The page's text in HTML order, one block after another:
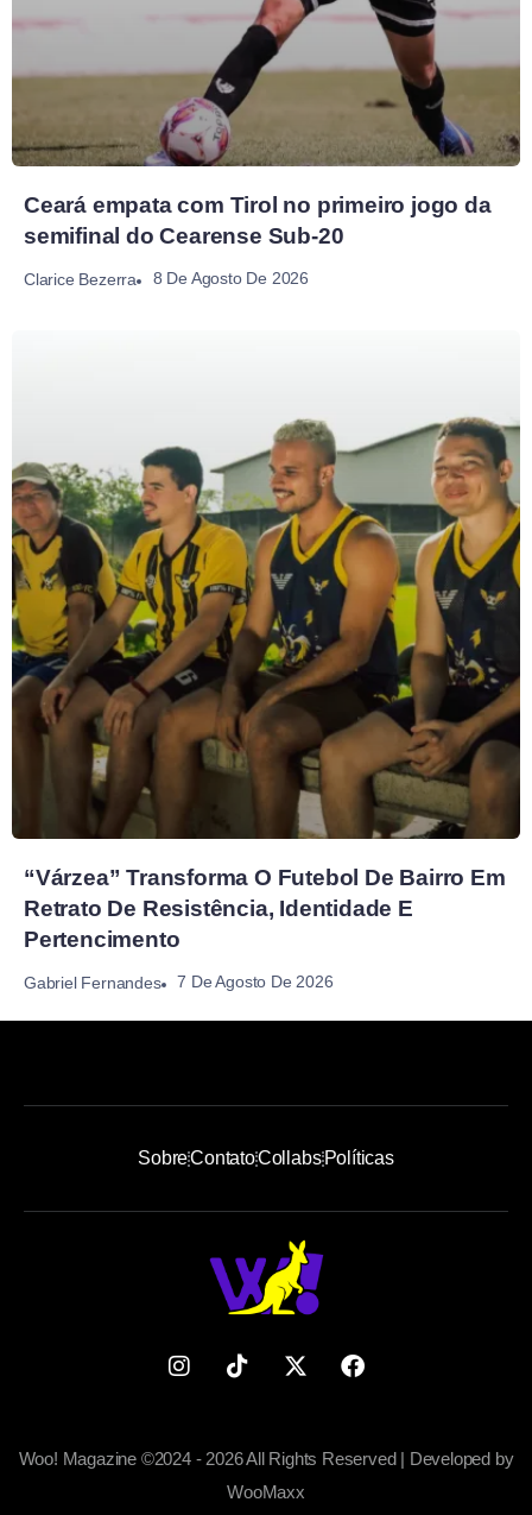
Ceará empata com Tirol no primeiro jogo da
semifinal do Cearense Sub-20
Clarice Bezerra 8 De Agosto De 2026
“Várzea” Transforma O Futebol De Bairro Em
Retrato De Resistência, Identidade E
Pertencimento
Gabriel Fernandes 7 De Agosto De 2026
SobreContatoCollabsPolíticas
Woo! Magazine ©2024 - 2026 All Rights Reserved | Developed by
WooMaxx